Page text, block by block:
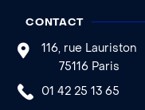
CONTACT
116, rue Lauriston
75116 Paris
01 42 25 13 65